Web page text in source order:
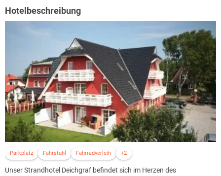
Hotelbeschreibung
Parkplatz Fahrstuhl Fahrradverleih +2
Unser Strandhotel Deichgraf befindet sich im Herzen des